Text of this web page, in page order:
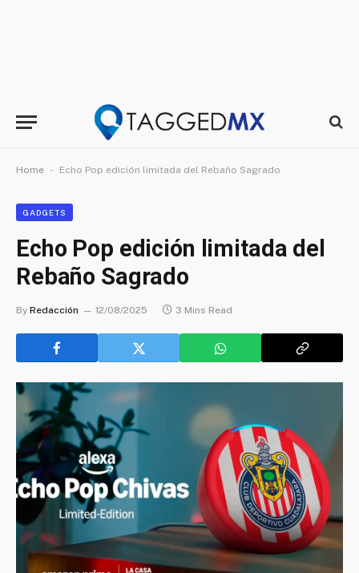
Home - Echo Pop edición limitada del Rebaño Sagrado
GADGETS
Echo Pop edición limitada del
Rebaño Sagrado
By Redacción 12/08/2025 3 Mins Read